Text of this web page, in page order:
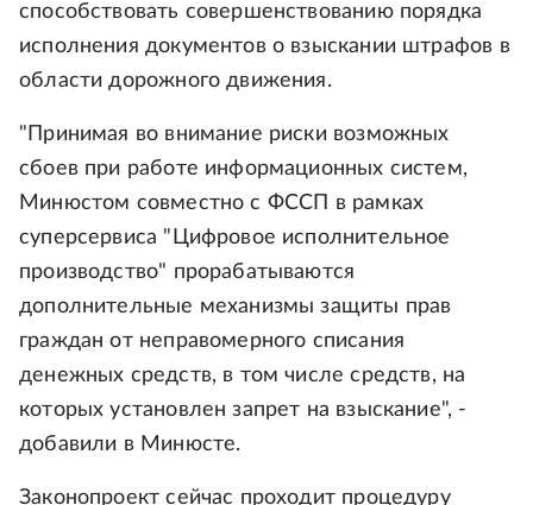
способствовать совершенствованию порядка
исполнения документов о взыскании штрафов в
области дорожного движения.
"Принимая во внимание риски возможных
сбоев при работе информационных систем,
Минюстом совместно с ФССП в рамках
суперсервиса "Цифровое исполнительное
производство" прорабатываются
дополнительные механизмы защиты прав
граждан от неправомерного списания
денежных средств, в том числе средств, на
которых установлен запрет на взыскание", -
добавили в Минюсте.
Законопроект сейчас проходит процедуру